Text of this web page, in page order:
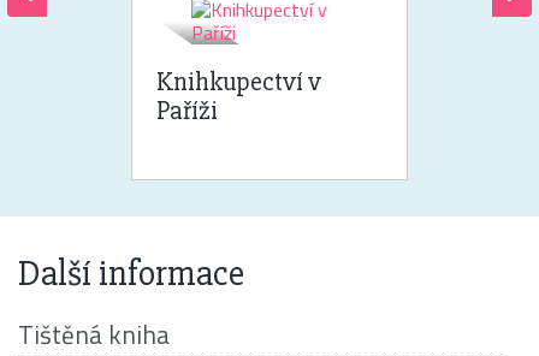
Knihkupectví v
Paříži
Další informace
Tištěná kniha